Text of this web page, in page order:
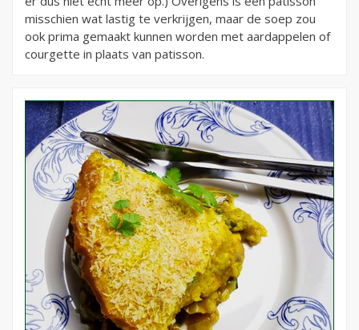
misschien wat lastig te verkrijgen, maar de soep zou
ook prima gemaakt kunnen worden met aardappelen of
courgette in plaats van patisson.